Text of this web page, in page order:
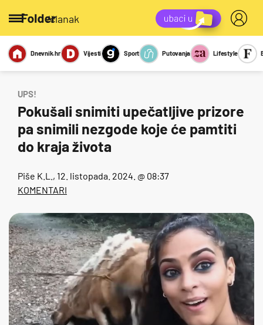
/članak
Miks Kviz
Report
Sexy
Dnevnik.hr Vijesti Sport Putovanja Lifestyle
UPS!
Pokušali snimiti upečatljive prizore
pa snimili nezgode koje će pamtiti
do kraja života
Piše K.L. , 12. listopada. 2024. @ 08:37
KOMENTARI